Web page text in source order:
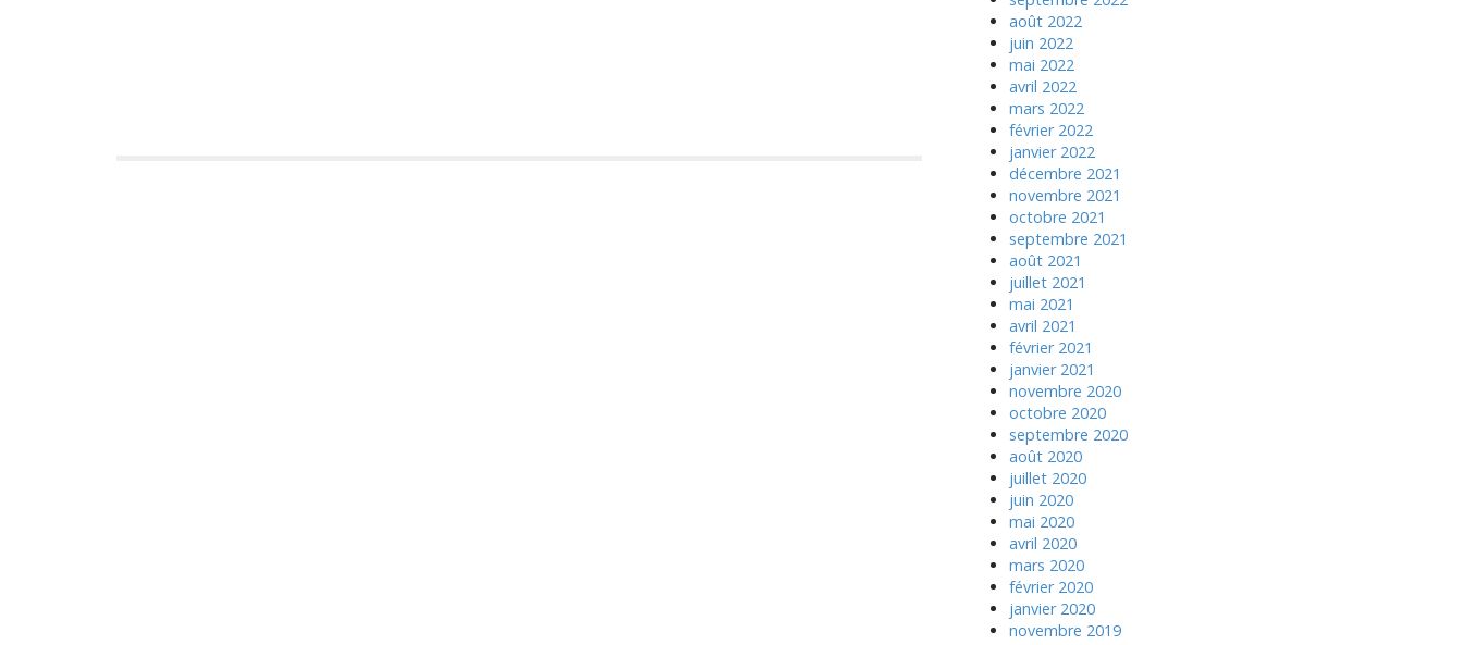
août 2022
juin 2022
mai 2022
avril 2022
mars 2022
février 2022
janvier 2022
décembre 2021
novembre 2021
octobre 2021
septembre 2021
août 2021
juillet 2021
mai 2021
avril 2021
février 2021
janvier 2021
novembre 2020
octobre 2020
septembre 2020
août 2020
juillet 2020
juin 2020
mai 2020
avril 2020
mars 2020
février 2020
janvier 2020
novembre 2019